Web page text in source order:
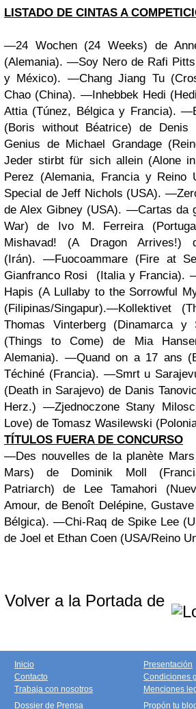
LISTADO DE CINTAS A
—24 Wochen (24 Weeks) de
(Alemania). —Soy Nero de Rafi
y México). —Chang Jiang Tu
Chao (China). —Inhebbek Hedi
Attia (Túnez, Bélgica y Francia).
(Boris without Béatrice) de
Genius de Michael Grandage
Jeder stirbt für sich allein (Alone
Perez (Alemania, Francia y
Special de Jeff Nichols (USA).
de Alex Gibney (USA). —Cartas da
War) de Ivo M. Ferreira
Mishavad! (A Dragon Arrives!)
(Irán). —Fuocoammare (Fire at
Gianfranco Rosi (Italia y Francia).
Hapis (A Lullaby to the Sorrowful
(Filipinas/Singapur).—Kollektivet
Thomas Vinterberg (Dinamarca y
(Things to Come) de Mia
Alemania). —Quand on a 17 ans
Téchiné (Francia). —Smrt u
(Death in Sarajevo) de Danis
Herz.) —Zjednoczone Stany
Love) de Tomasz Wasilewski
TÍTULOS FUERA DE CONCURSO
—Des nouvelles de la planète
Mars) de Dominik Moll
Patriarch) de Lee Tamahori
Amour, de Benoît Delépine,
Bélgica). —Chi-Raq de Spike Lee
de Joel et Ethan Coen (USA/Reino
Volver a la Portada de
Inicio
Contacto
Trabaja con nosotros
Presentación
Condiciones
Menciones
Dossier de Prensa
Propón tu